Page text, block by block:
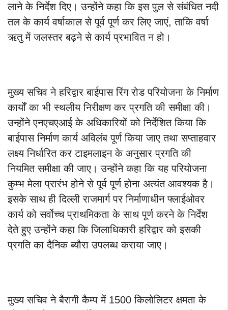
लाने के निर्देश दिए। उन्होंने कहा कि इस पुल से संबंधित नदी
तल के कार्य वर्षाकाल से पूर्व पूर्ण कर लिए जाएं, ताकि वर्षा
ऋतु में जलस्तर बढ़ने से कार्य प्रभावित न हो।
मुख्य सचिव ने हरिद्वार बाईपास रिंग रोड परियोजना के निर्माण
कार्यों का भी स्थलीय निरीक्षण कर प्रगति की समीक्षा की।
उन्होंने एनएचएआई के अधिकारियों को निर्देशित किया कि
बाईपास निर्माण कार्य अविलंब पूर्ण किया जाए तथा सप्ताहवार
लक्ष्य निर्धारित कर टाइमलाइन के अनुसार प्रगति की
नियमित समीक्षा की जाए। उन्होंने कहा कि यह परियोजना
कुम्भ मेला प्रारंभ होने से पूर्व पूर्ण होना अत्यंत आवश्यक है।
इसके साथ ही दिल्ली राजमार्ग पर निर्माणाधीन फ्लाईओवर
कार्य को सर्वोच्च प्राथमिकता के साथ पूर्ण करने के निर्देश
देते हुए उन्होंने कहा कि जिलाधिकारी हरिद्वार को इसकी
प्रगति का दैनिक ब्यौरा उपलब्ध कराया जाए।
मुख्य सचिव ने बैरागी कैम्प में 1500 किलोलिटर क्षमता के